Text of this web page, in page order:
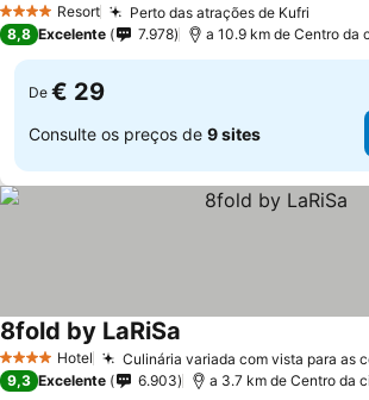
4 EstrelasResort Perto das atrações de Kufri
8,8 Excelente 7.978 a 10.9 km de Centro da
De € 29
Consulte os preços de 9 sites
4 EstrelasHotel Culinária variada com vista para as
8fold by LaRiSa
9,3 Excelente 6.903 a 3.7 km de Centro da